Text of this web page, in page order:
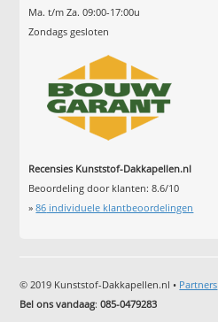
Ma. t/m Za. 09:00-17:00u
Zondags gesloten
Recensies Kunststof-Dakkapellen.nl
Beoordeling door klanten:8.6/10
»86 individuele klantbeoordelingen
© 2019 Kunststof-Dakkapellen.nl • Partners
Bel ons vandaag:085-0479283